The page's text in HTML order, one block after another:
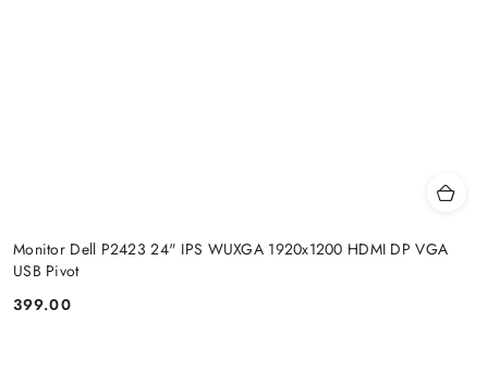
Monitor Dell P2423 24" IPS WUXGA 1920x1200 HDMI DP VGA
USB Pivot
Price:
399.00